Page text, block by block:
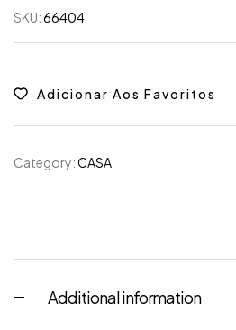
SKU:66404
Adicionar Aos Favoritos
Category:CASA
Additional information